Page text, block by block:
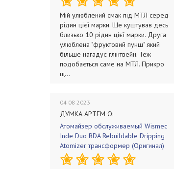
Мій улюблений смак під МТЛ серед
рідин цієї марки. Ще куштував десь
близько 10 рідин цієї марки. Друга
улюблена "фруктовий пунш" який
більше нагадує глінтвейн. Теж
подобається саме на МТЛ. Прикро
щ...
04 08 2023
ДУМКА АРТЕМ О:
Атомайзер обслуживаемый Wismec
Inde Duo RDA Rebuildable Dripping
Atomizer трансформер (Оригинал)